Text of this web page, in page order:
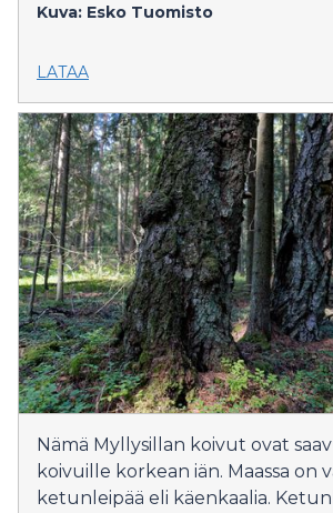
Kuva: Esko Tuomisto
LATAA
Nämä Myllysillan koivut ovat
koivuille korkean iän. Maassa on
ketunleipää eli käenkaalia.